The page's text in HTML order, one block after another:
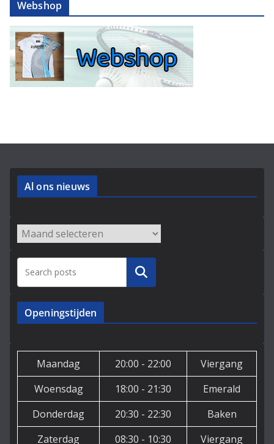
Webshop
Al ons nieuws
Archieven
Zoeken
Openingstijden
Maandag 20:00 - 22:00
Viergang
Woensdag
18:00 - 21:30
Emerald
Donderdag
20:30 - 22:30
Baken
Zaterdag
08:30 - 10:30 Viergang